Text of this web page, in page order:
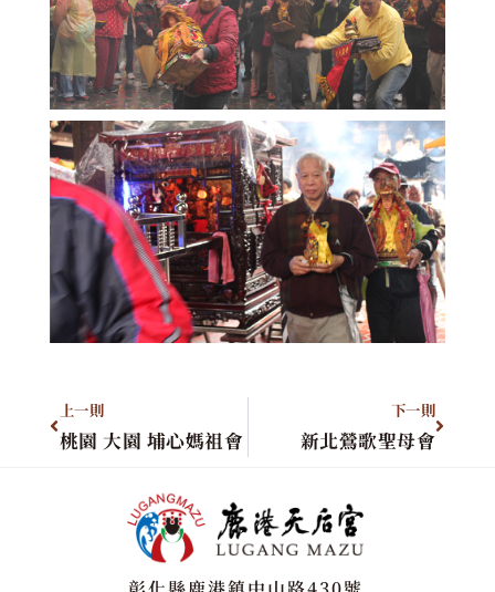
上一則
桃園 大園 埔心媽祖會
下一則
新北鶯歌聖母會